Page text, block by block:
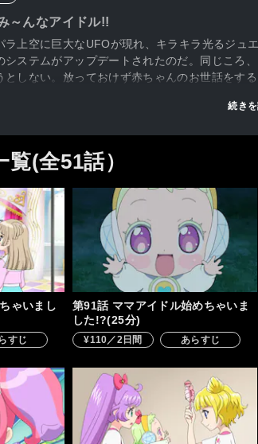
～んなアイドル!!
ラ上空に巨大なUFOが現れ、キラキラ光るジュ
システムがアップデートされたのだ。同じころ
としない。放っておけず赤ちゃんのお世話をす
続き
(全51話）
ゃいまし
すじ
第91話 ママアイドル始めちゃいま
した!?(25分)
¥110／2日間 あらすじ